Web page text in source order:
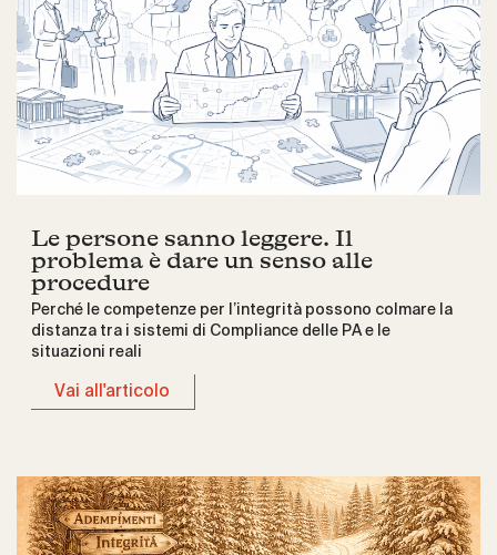
Le persone sanno leggere. Il
problema è dare un senso alle
procedure
Perché le competenze per l’integrità possono colmare la
distanza tra i sistemi di Compliance delle PA e le
situazioni reali
Vai all'articolo